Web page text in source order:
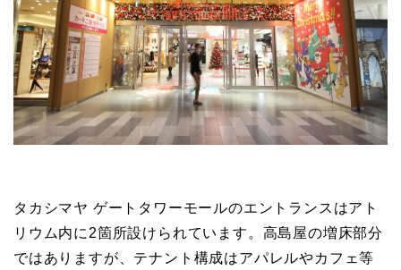
タカシマヤ ゲートタワーモールのエントランスはアト
リウム内に2箇所設けられています。高島屋の増床部分
ではありますが、テナント構成はアパレルやカフェ等